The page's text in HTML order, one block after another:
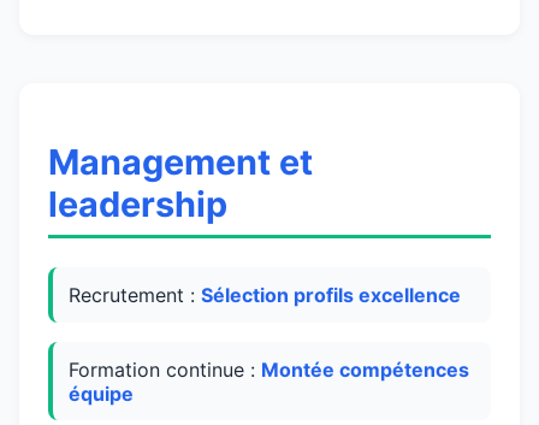
Management et
leadership
Recrutement : Sélection profils excellence
Formation continue : Montée compétences
équipe